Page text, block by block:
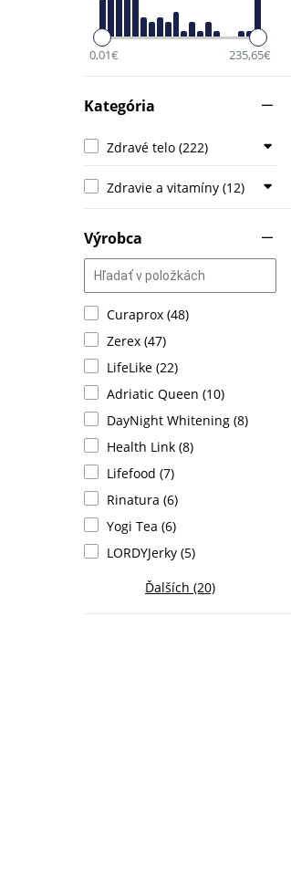
0,01€ 235,65€
Kategória
Zdravé telo (222)
Zdravie a vitamíny (12)
Výrobca
Curaprox (48)
Zerex (47)
LifeLike (22)
Adriatic Queen (10)
DayNight Whitening (8)
Health Link (8)
Lifefood (7)
Rinatura (6)
Yogi Tea (6)
LORDYJerky (5)
Ďalších (20)